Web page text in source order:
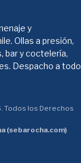
y
Ollas a presión,
bar y coctelería,
Despacho a todo
Todos los Derechos
(sebarocha.com)